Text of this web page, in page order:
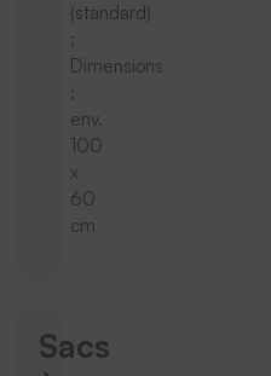
(standard)
;
Dimensions
:
env.
100
x
60
cm
Sacs